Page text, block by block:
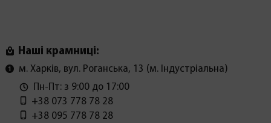
Наші крамниці:
м. Харків, вул. Роганська, 13 (м. Індустріальна)
Пн-Пт: з 9:00 до 17:00
+38 073 778 78 28
+38 095 778 78 28